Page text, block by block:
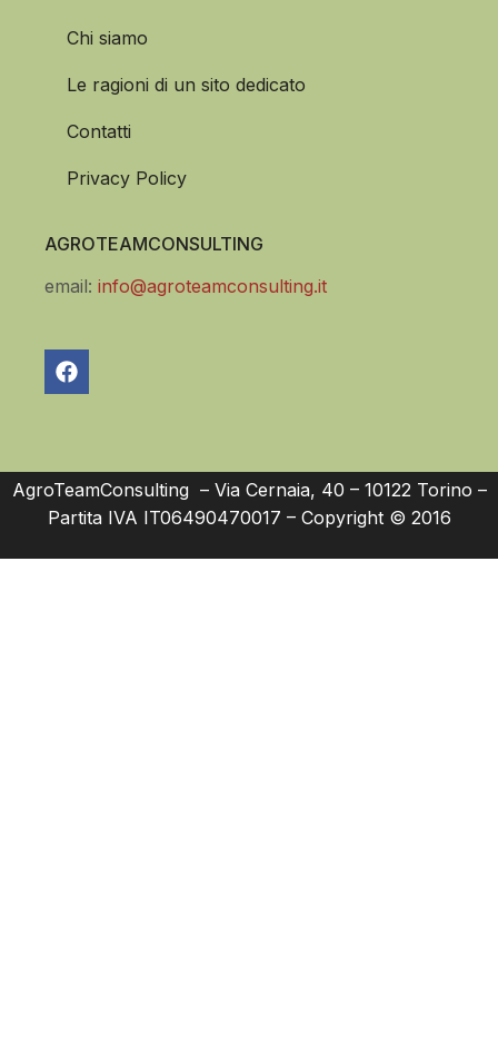
Chi siamo
Le ragioni di un sito dedicato
Contatti
Privacy Policy
AGROTEAMCONSULTING
email: info@agroteamconsulting.it
AgroTeamConsulting – Via Cernaia, 40 – 10122 Torino –
Partita IVA IT06490470017 – Copyright © 2016